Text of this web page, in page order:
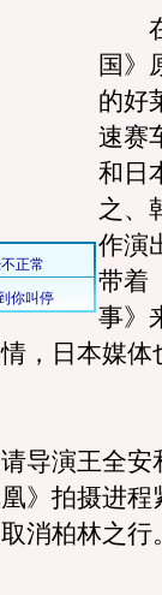
在
国》
的好
速赛
和日
之、
作演
带着
事》
，日本媒体
演王全安
》拍摄进程
消柏林之行